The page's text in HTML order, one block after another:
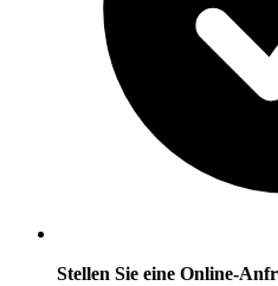
Stellen Sie eine Online-